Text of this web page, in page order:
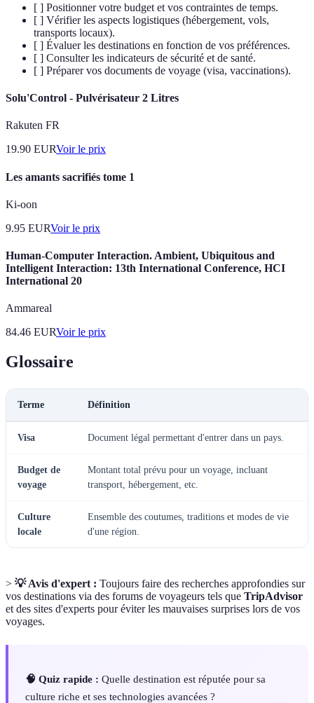
[ ] Positionner votre budget et vos contraintes de temps.
[ ] Vérifier les aspects logistiques (hébergement, vols,
transports locaux).
[ ] Évaluer les destinations en fonction de vos préférences.
[ ] Consulter les indicateurs de sécurité et de santé.
[ ] Préparer vos documents de voyage (visa, vaccinations).
Solu'Control - Pulvérisateur 2 Litres
Rakuten FR
19.90 EURVoir le prix
Les amants sacrifiés tome 1
Ki-oon
9.95 EURVoir le prix
Human-Computer Interaction. Ambient, Ubiquitous and
Intelligent Interaction: 13th International Conference, HCI
International 20
Ammareal
84.46 EURVoir le prix
Glossaire
Terme Définition
Visa Document légal permettant d'entrer dans un pays.
Budget de
voyage
Montant total prévu pour un voyage, incluant
transport, hébergement, etc.
Culture
locale
Ensemble des coutumes, traditions et modes de vie
d'une région.
> 💡 Avis d'expert : Toujours faire des recherches approfondies sur
vos destinations via des forums de voyageurs tels que TripAdvisor
et des sites d'experts pour éviter les mauvaises surprises lors de vos
voyages.
🧠 Quiz rapide : Quelle destination est réputée pour sa
culture riche et ses technologies avancées ?